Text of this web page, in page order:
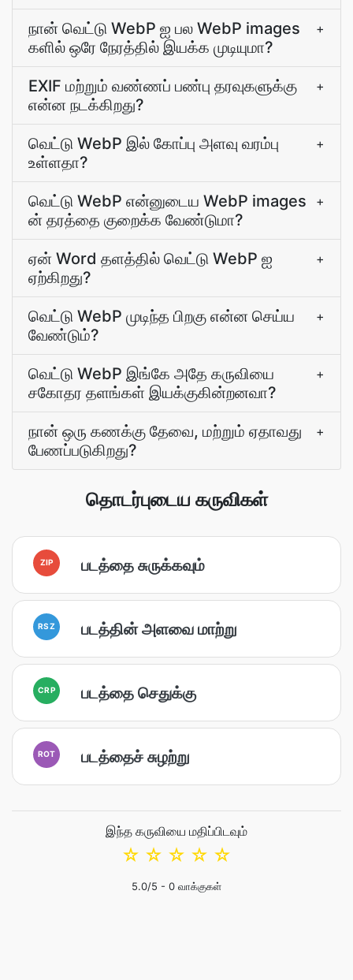
நான் வெட்டு WebP ஐ பல WebP images
களில் ஒரே நேரத்தில் இயக்க முடியுமா?
+
EXIF மற்றும் வண்ணப் பண்பு தரவுகளுக்கு
என்ன நடக்கிறது?
+
வெட்டு WebP இல் கோப்பு அளவு வரம்பு
உள்ளதா?
+
வெட்டு WebP என்னுடைய WebP images
ன் தரத்தை குறைக்க வேண்டுமா?
+
ஏன் Word தளத்தில் வெட்டு WebP ஐ
ஏற்கிறது?
+
வெட்டு WebP முடிந்த பிறகு என்ன செய்ய
வேண்டும்?
+
வெட்டு WebP இங்கே அதே கருவியை
சகோதர தளங்கள் இயக்குகின்றனவா?
+
நான் ஒரு கணக்கு தேவை, மற்றும் ஏதாவது
பேணப்படுகிறது?
+
தொடர்புடைய கருவிகள்
ZIP படத்தை சுருக்கவும்
RSZ படத்தின் அளவை மாற்று
CRP படத்தை செதுக்கு
ROT படத்தைச் சுழற்று
இந்த கருவியை மதிப்பிடவும்
☆
☆
☆
☆
☆
5.0/5 - 0 வாக்குகள்